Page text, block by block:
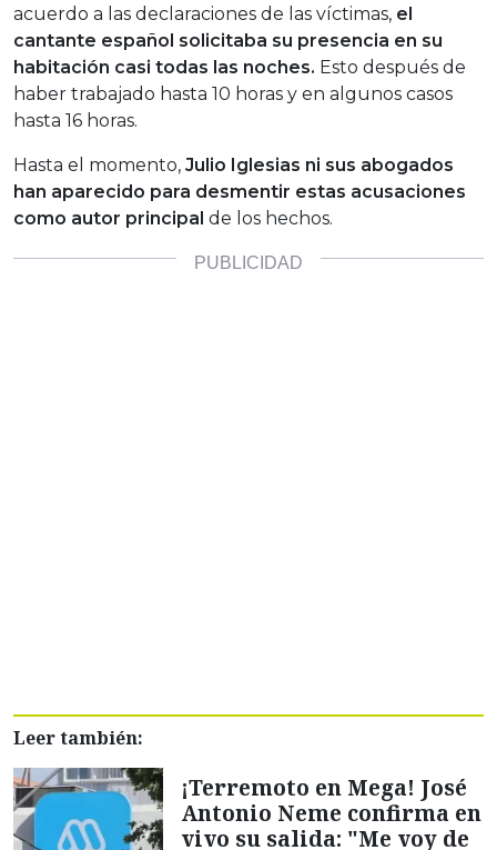
acuerdo a las declaraciones de las víctimas, el
cantante español solicitaba su presencia en su
habitación casi todas las noches. Esto después de
haber trabajado hasta 10 horas y en algunos casos
hasta 16 horas.
Hasta el momento, Julio Iglesias ni sus abogados
han aparecido para desmentir estas acusaciones
como autor principal de los hechos.
Leer también:
¡Terremoto en Mega! José
Antonio Neme confirma en
vivo su salida: "Me voy de